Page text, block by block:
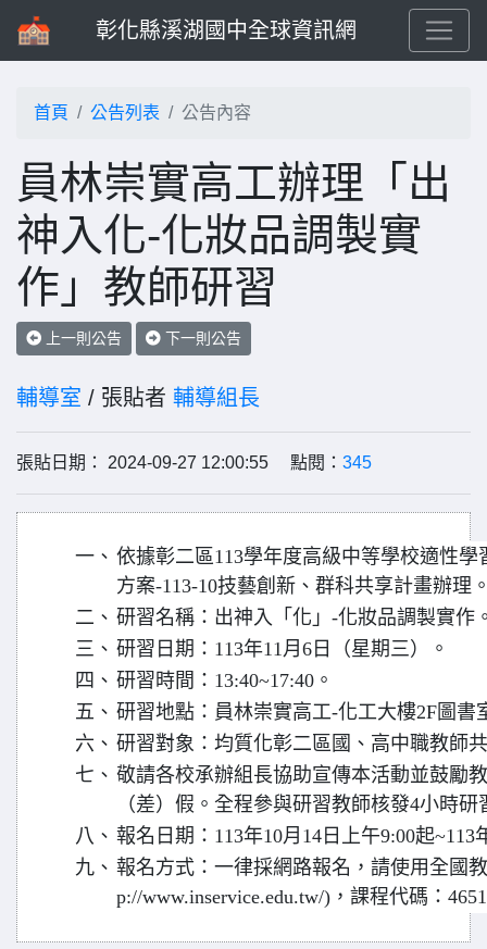
彰化縣溪湖國中全球資訊網
首頁 公告列表 公告內容
員林崇實高工辦理「出
神入化-化妝品調製實
作」教師研習
上一則公告 下一則公告
輔導室 / 張貼者 輔導組長
張貼日期： 2024-09-27 12:00:55 點閱： 345
一、 依據彰二區113學年度高級中等學校適性
方案-113-10技藝創新、群科共享計畫辦理
二、 研習名稱：出神入「化」-化妝品調製實作
三、 研習日期：113年11月6日（星期三）。
四、 研習時間：13:40~17:40。
五、 研習地點：員林崇實高工-化工大樓2F圖書
六、 研習對象：均質化彰二區國、高中職教師
七、 敬請各校承辦組長協助宣傳本活動並鼓勵
（差）假。全程參與研習教師核發4小時研
八、 報名日期：113年10月14日上午9:00起~113
九、 報名方式：一律採網路報名，請使用全國
p://www.inservice.edu.tw/)，課程代碼：